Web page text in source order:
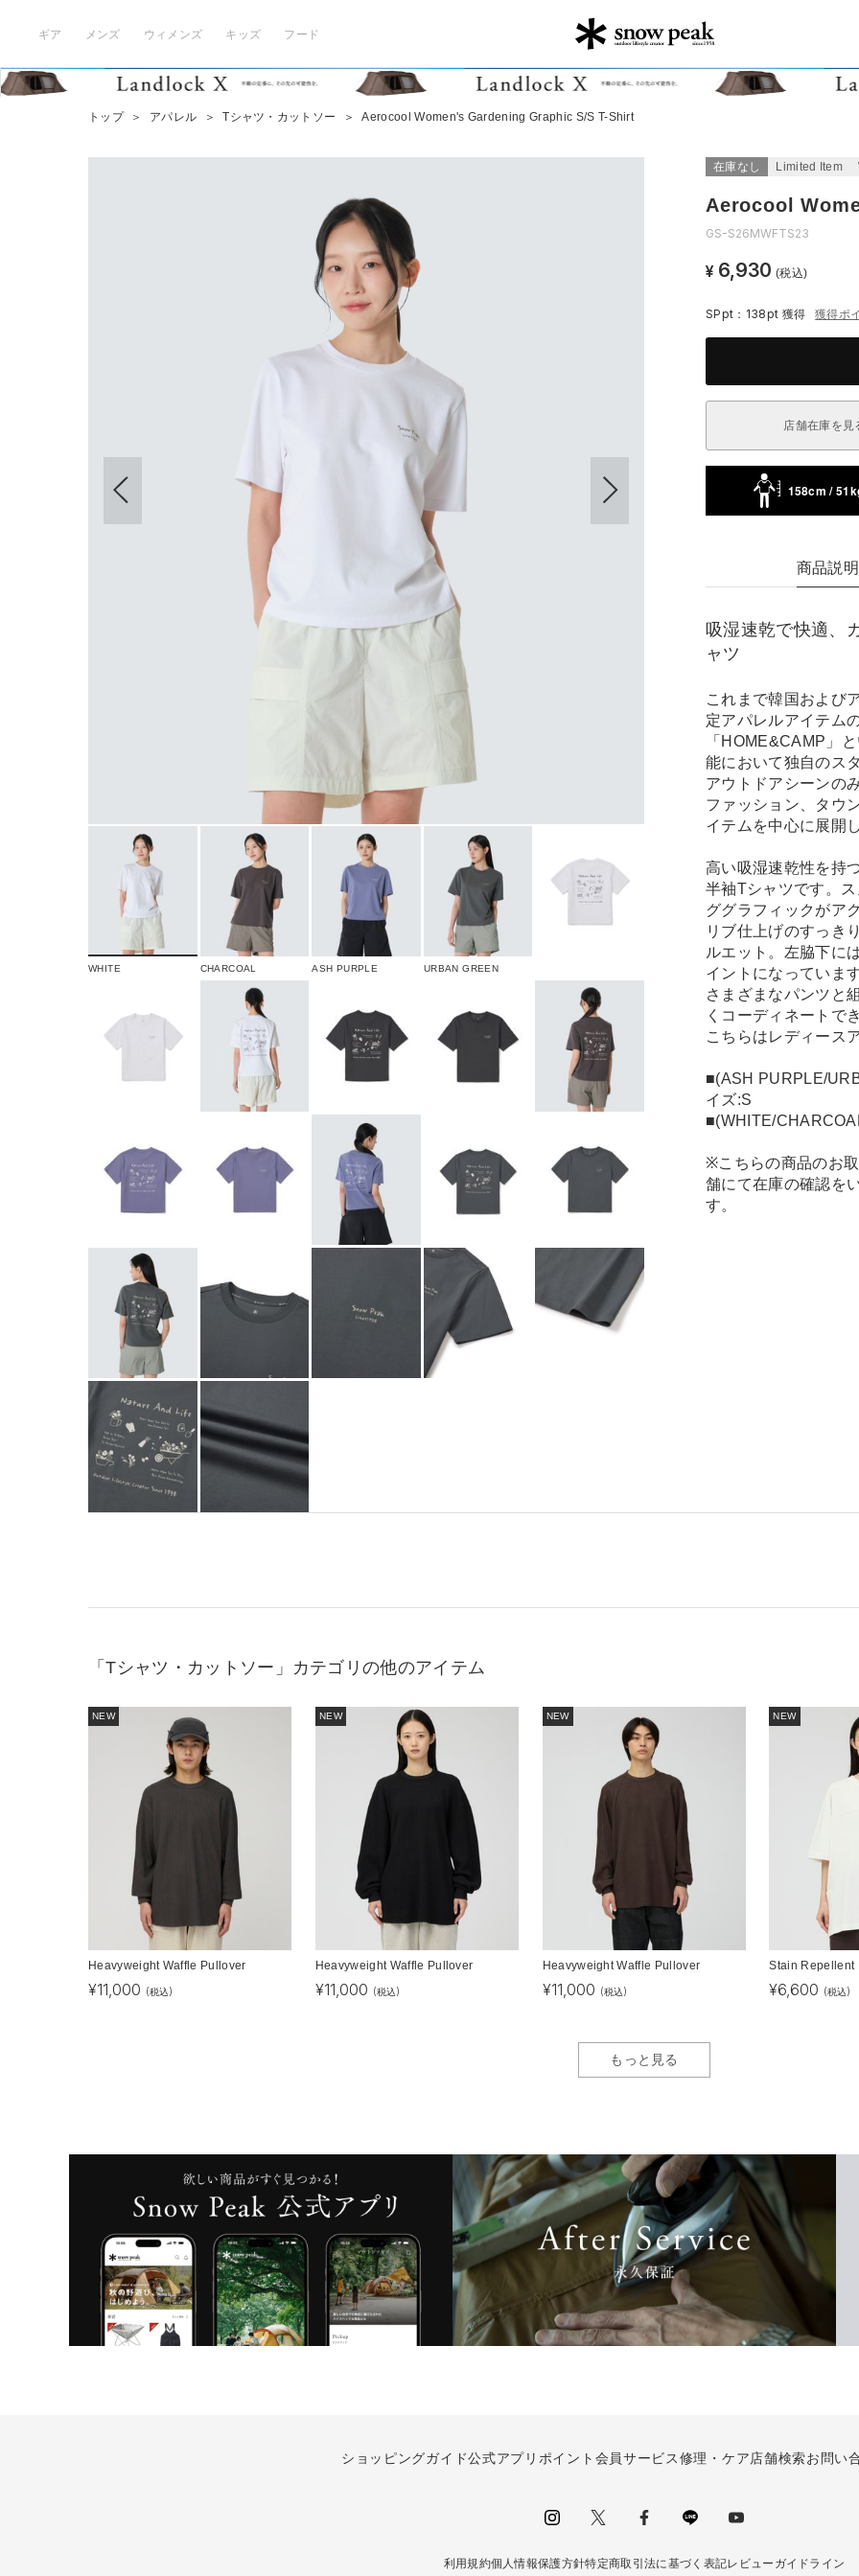
ギア メンズ ウィメンズ キッズ フード
トップ ＞ アパレル ＞ Tシャツ・カットソー ＞ Aerocool Women's Gardening Graphic S/S T-Shirt
WHITE CHARCOAL ASH PURPLE URBAN GREEN
在庫なし Limited Item
Aerocool
GS-S26MWFTS23
¥ 6,930 (税込)
SPpt：138pt 獲得 獲得ポ
店舗在庫を見
158cm /
商品説明
吸湿速乾で快適、
ャツ
これまで韓国および
定アパレルアイテム
「HOME&CAMP」
能において独自のス
アウトドアシーンの
ファッション、タウ
イテムを中心に展開
高い吸湿速乾性を持
半袖Tシャツです。
ググラフィックがア
リブ仕上げのすっき
ルエット。左脇下に
イントになっていま
さまざまなパンツと
くコーディネートで
こちらはレディース
■(ASH PURPLE/
イズ:S
■(WHITE/
※こちらの商品のお
舗にて在庫の確認を
す。
「Tシャツ・カットソー」カテゴリの他のアイテム
NEW
Heavyweight Waffle Pullover
¥11,000 (税込)
NEW
Heavyweight Waffle Pullover
¥11,000 (税込)
NEW
Heavyweight Waffle Pullover
¥11,000 (税込)
NEW
Stain Repellent
¥6,600 (税込)
もっと見る
ショッピングガイド公式アプリ ポイント会員サービス修理・ケア店舗検索お問い
利用規約個人情報保護方針特定商取引法に基づく表記レビューガイドライン